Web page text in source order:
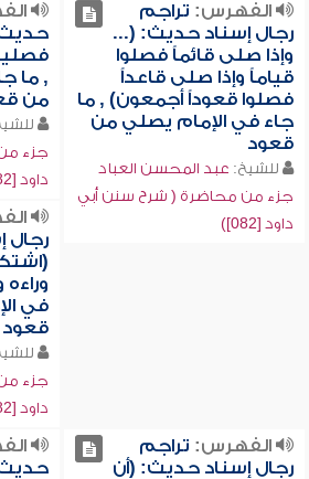
الفهرس: تراجم
رجال إسناد حديث: (...
وإذا صلى قائماً فصلوا
قياماً وإذا صلى قاعداً
فصلوا قعوداً أجمعون) , ما
جاء في الإمام يصلي من
قعود
للشيخ: عبد المحسن العباد
جزء من محاضرة ( شرح سنن أبي
داود [082])
, ما
من
جزء
داود [082])
رجال
في
قعود
جزء
داود [082])
الفهرس: تراجم
رجال إسناد حديث: (أن
حديث